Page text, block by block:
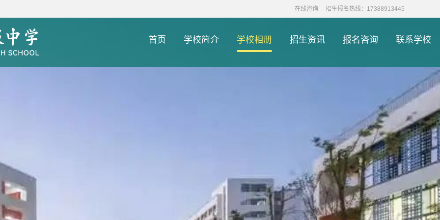
在线咨询 招生报名热线：17388913445
首页 学校简介 学校相册 招生资讯 报名咨询 联系学校